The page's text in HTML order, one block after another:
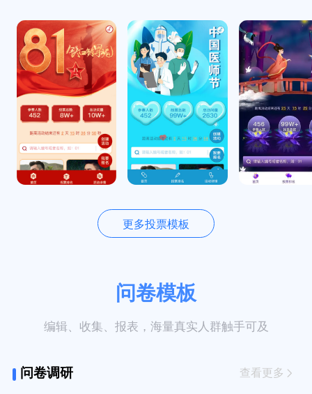
更多投票模板
问卷模板
编辑、收集、报表，海量真实人群触手可及
问卷调研 查看更多